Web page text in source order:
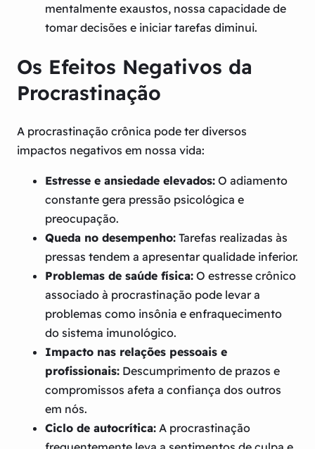
mentalmente exaustos, nossa capacidade de
tomar decisões e iniciar tarefas diminui.
Os Efeitos Negativos da
Procrastinação
A procrastinação crônica pode ter diversos
impactos negativos em nossa vida:
Estresse e ansiedade elevados: O adiamento
constante gera pressão psicológica e
preocupação.
Queda no desempenho: Tarefas realizadas às
pressas tendem a apresentar qualidade inferior.
Problemas de saúde física: O estresse crônico
associado à procrastinação pode levar a
problemas como insônia e enfraquecimento
do sistema imunológico.
Impacto nas relações pessoais e
profissionais: Descumprimento de prazos e
compromissos afeta a confiança dos outros
em nós.
Ciclo de autocrítica: A procrastinação